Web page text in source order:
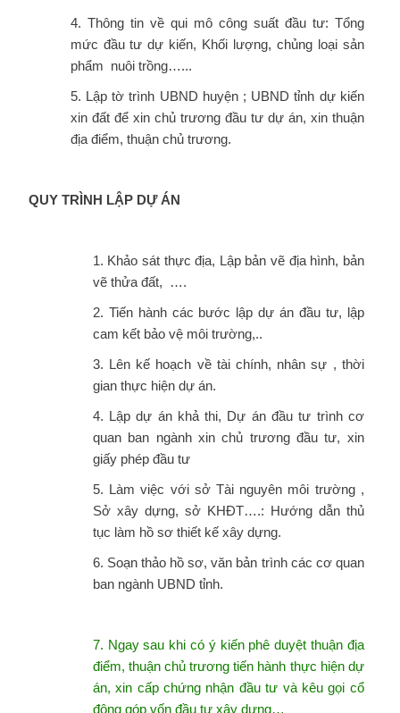
4. Thông tin về qui mô công suất đầu tư: Tổng
mức đầu tư dự kiến, Khối lượng, chủng loại sản
phẩm nuôi trồng…...
5. Lập tờ trình UBND huyện ; UBND tỉnh dự kiến
xin đất để xin chủ trương đầu tư dự án, xin thuận
địa điểm, thuận chủ trương.
QUY TRÌNH LẬP DỰ ÁN
1. Khảo sát thực địa, Lập bản vẽ địa hình, bản
vẽ thửa đất, ….
2. Tiến hành các bước lập dự án đầu tư, lập
cam kết bảo vệ môi trường,..
3. Lên kế hoạch về tài chính, nhân sự , thời
gian thực hiện dự án.
4. Lập dự án khả thi, Dự án đầu tư trình cơ
quan ban ngành xin chủ trương đầu tư, xin
giấy phép đầu tư
5. Làm việc với sở Tài nguyên môi trường ,
Sở xây dựng, sở KHĐT….: Hướng dẫn thủ
tục làm hồ sơ thiết kế xây dựng.
6. Soạn thảo hồ sơ, văn bản trình các cơ quan
ban ngành UBND tỉnh.
7. Ngay sau khi có ý kiến phê duyệt thuận địa
điểm, thuận chủ trương tiến hành thực hiện dự
án, xin cấp chứng nhận đầu tư và kêu gọi cổ
đông góp vốn đầu tư xây dựng…